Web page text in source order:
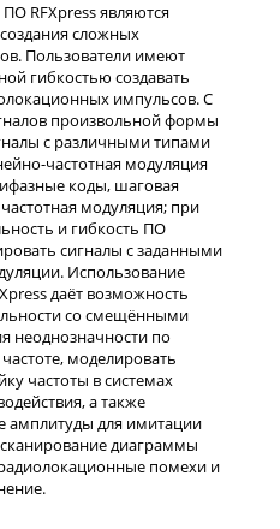
RFXpress являются
сложных
Пользователи имеют
гибкостью создавать
импульсов. С
произвольной формы
с различными типами
частотная модуляция
коды, шаговая
модуляция; при
и гибкость ПО
сигналы с заданными
Использование
даёт возможность
со смещёнными
неоднозначности по
моделировать
частоты в системах
а также
амплитуды для имитации
диаграммы
помехи и